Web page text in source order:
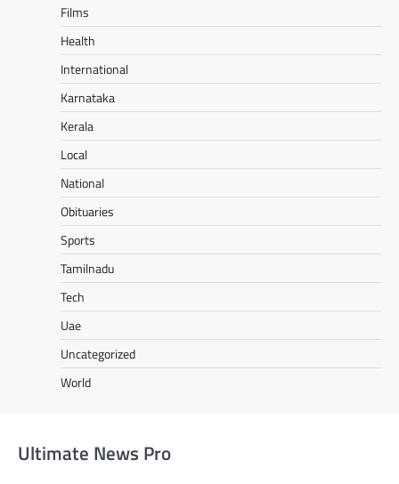
Films
Health
International
Karnataka
Kerala
Local
National
Obituaries
Sports
Tamilnadu
Tech
Uae
Uncategorized
World
Ultimate News Pro